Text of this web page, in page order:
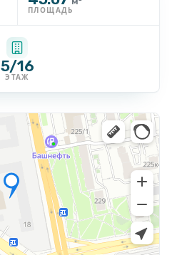
ПЛОЩАДЬ
5/16
ЭТАЖ